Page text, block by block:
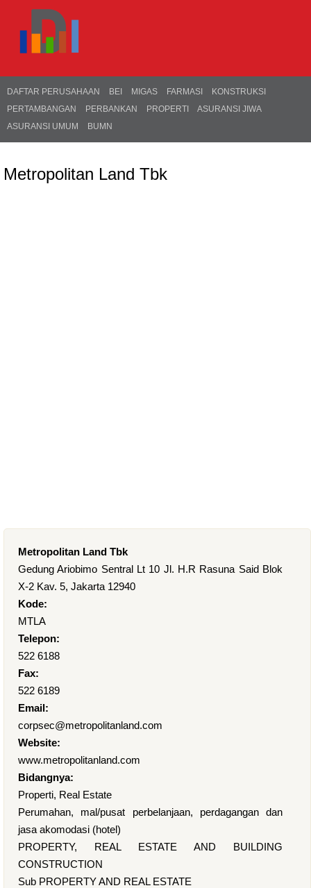
DAFTAR PERUSAHAAN BEI MIGAS FARMASI
KONSTRUKSI
PERTAMBANGAN
PERBANKAN PROPERTI
ASURANSI JIWA
ASURANSI UMUM
BUMN
Metropolitan Land Tbk
Metropolitan Land Tbk
Gedung Ariobimo Sentral Lt 10 Jl. H.R Rasuna Said Blok
X-2 Kav. 5, Jakarta 12940
Kode:
MTLA
Telepon:
522 6188
Fax:
522 6189
Email:
corpsec@metropolitanland.com
Website:
www.metropolitanland.com
Bidangnya:
Properti, Real Estate
Perumahan, mal/pusat perbelanjaan, perdagangan dan
jasa akomodasi (hotel)
PROPERTY, REAL ESTATE AND BUILDING
CONSTRUCTION
Sub PROPERTY AND REAL ESTATE